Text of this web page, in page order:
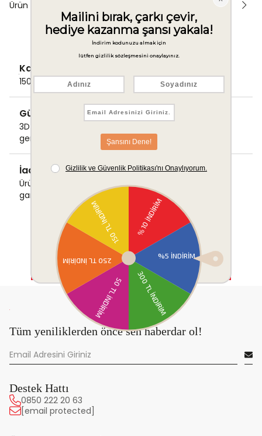
Ürün Önerileri
Kargo Ücretsiz
1500 TL ve üzeri alışverişlerde Kargo bedava!
Güvenli Ödeme
3D Secure ile güvenli ödemenizi
gerçekleştirin.
İade & Değişim Garantisi
Ürünlerinizde sorunsuz iade ve değişim
garantisi.
Tüm yeniliklerden önce sen haberdar ol!
Destek Hattı
0850 222 20 63
[email protected]